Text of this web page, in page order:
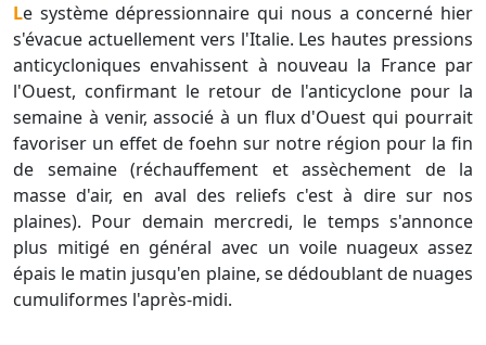
Le système dépressionnaire qui nous a concerné hier
s'évacue actuellement vers l'Italie. Les hautes pressions
anticycloniques envahissent à nouveau la France par
l'Ouest, confirmant le retour de l'anticyclone pour la
semaine à venir, associé à un flux d'Ouest qui pourrait
favoriser un effet de foehn sur notre région pour la fin
de semaine (réchauffement et assèchement de la
masse d'air, en aval des reliefs c'est à dire sur nos
plaines). Pour demain mercredi, le temps s'annonce
plus mitigé en général avec un voile nuageux assez
épais le matin jusqu'en plaine, se dédoublant de nuages
cumuliformes l'après-midi.